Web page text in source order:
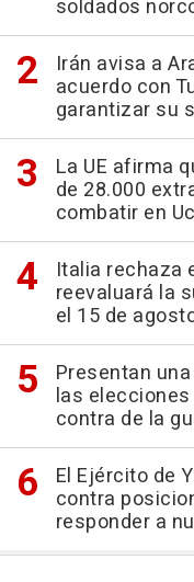
soldados
Irán avisa a
acuerdo con
garantizar su
La UE afirma
de 28.000
combatir en
Italia rechaza
reevaluará la
el 15 de
Presentan
las
contra de la
El Ejército de
contra
responder a